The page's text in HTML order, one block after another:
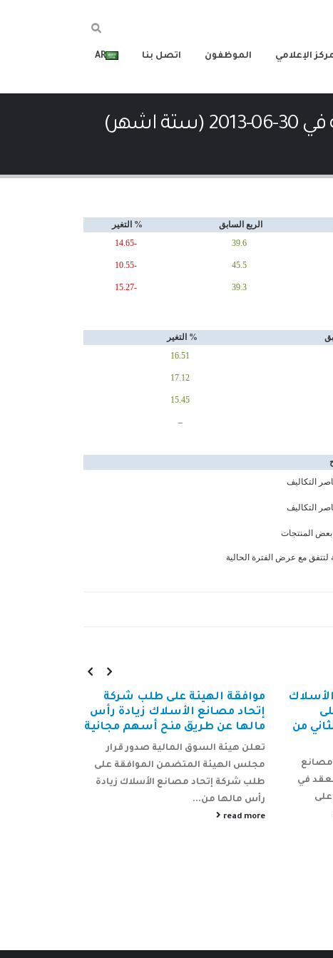
الإعلامي الموظفون اتصل بنا AR
الربع السابق
% التغير
39.6
-14.65
45.5
-10.55
39.3
-15.27
% التغير
16.51
17.12
15.45
–
التكاليف
التكاليف
بعض المنتجات
لتتفق مع عرض الفترة الحالية
من
مصانع
في
على
موافقة الهيئة على طلب شركة
إتحاد مصانع الأسلاك زيادة رأس
مالها عن طريق منح أسهم مجانية
تعلن هيئة السوق المالية صدور قرار
مجلس الهيئة المتضمن الموافقة على
طلب شركة إتحاد مصانع الأسلاك زيادة
رأس مالها من...
read more